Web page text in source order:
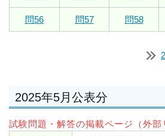
問56 問57 問58
2025年5月公表分
試験問題・解答の掲載ページ（外部